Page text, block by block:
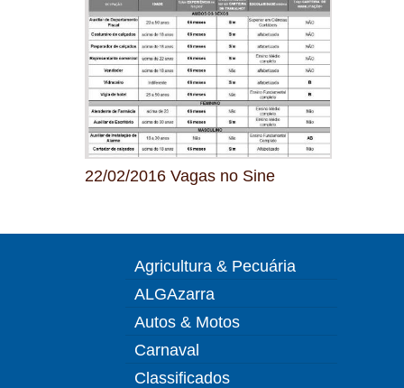
22/02/2016 Vagas no Sine
Agricultura & Pecuária
ALGAzarra
Autos & Motos
Carnaval
Classificados